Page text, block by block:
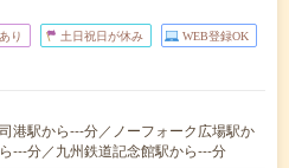
り 土日祝日が休み WEB登録OK
港駅から---分／ノーフォーク広場駅か
---分／九州鉄道記念館駅から---分